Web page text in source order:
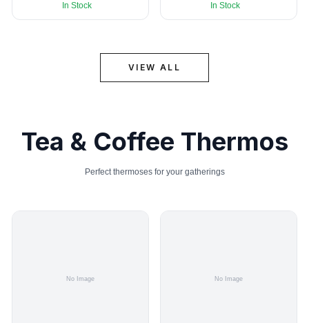
In Stock In Stock
VIEW ALL
Tea & Coffee Thermos
Perfect thermoses for your gatherings